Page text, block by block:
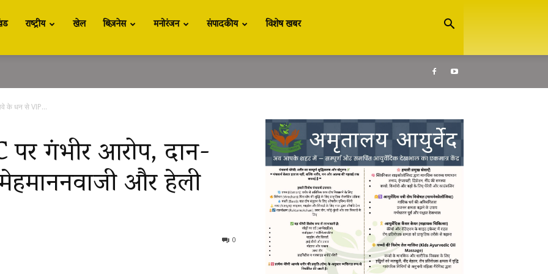
राष्ट्रीय खेल बिज़नेस मनोरंजन संपादकीय विशेष खबर
के धन से VIP...
गंभीर आरोप, दान-
और हेली
0